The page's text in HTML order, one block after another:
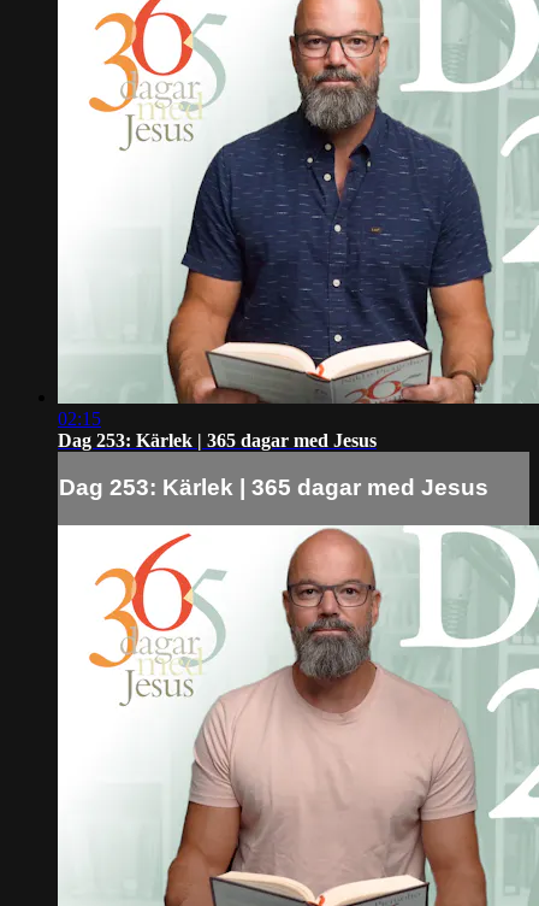
02:15
Dag 253: Kärlek | 365 dagar med Jesus
Dag 253: Kärlek | 365 dagar med Jesus